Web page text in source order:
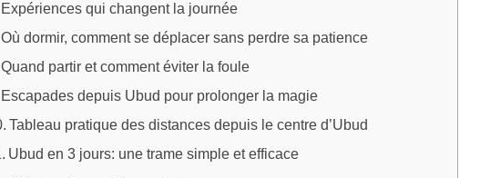
Expériences qui changent la journée
Où dormir, comment se déplacer sans perdre sa patience
Quand partir et comment éviter la foule
Escapades depuis Ubud pour prolonger la magie
Tableau pratique des distances depuis le centre d’Ubud
Ubud en 3 jours: une trame simple et efficace